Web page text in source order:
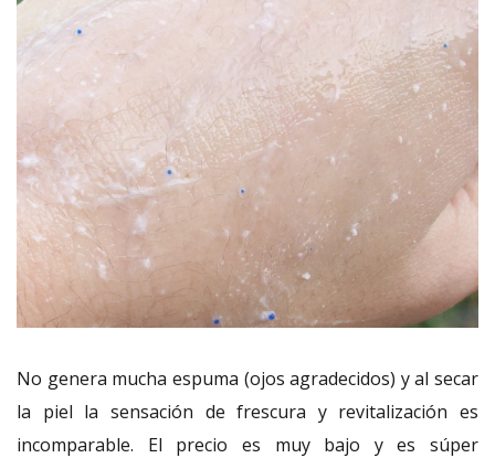
No genera mucha espuma (ojos agradecidos) y al secar
la piel la sensación de frescura y revitalización es
incomparable. El precio es muy bajo y es súper